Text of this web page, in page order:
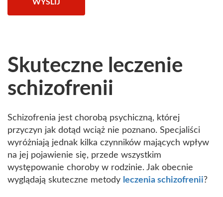
WYŚLIJ
Skuteczne leczenie
schizofrenii
Schizofrenia jest chorobą psychiczną, której
przyczyn jak dotąd wciąż nie poznano. Specjaliści
wyróżniają jednak kilka czynników mających wpływ
na jej pojawienie się, przede wszystkim
występowanie choroby w rodzinie. Jak obecnie
wyglądają skuteczne metody leczenia schizofrenii?